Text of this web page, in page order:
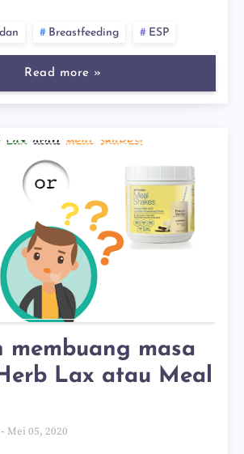
Breastfeeding ESP
Read more »
membuang masa
Lax atau Meal
Mei 05, 2020